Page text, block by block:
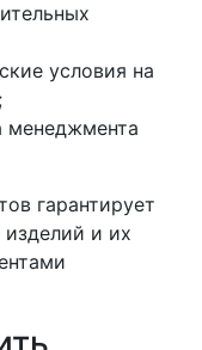
условия на
менеджмента
гарантирует
и их